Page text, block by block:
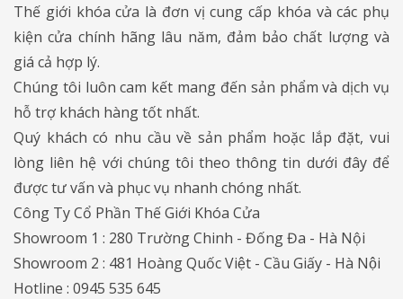
Thế giới khóa cửa là đơn vị cung cấp khóa và các phụ
kiện cửa chính hãng lâu năm, đảm bảo chất lượng và
giá cả hợp lý.
Chúng tôi luôn cam kết mang đến sản phẩm và dịch vụ
hỗ trợ khách hàng tốt nhất.
Quý khách có nhu cầu về sản phẩm hoặc lắp đặt, vui
lòng liên hệ với chúng tôi theo thông tin dưới đây để
được tư vấn và phục vụ nhanh chóng nhất.
Công Ty Cổ Phần Thế Giới Khóa Cửa
Showroom 1 : 280 Trường Chinh - Đống Đa - Hà Nội
Showroom 2 : 481 Hoàng Quốc Việt - Cầu Giấy - Hà Nội
Hotline : 0945 535 645